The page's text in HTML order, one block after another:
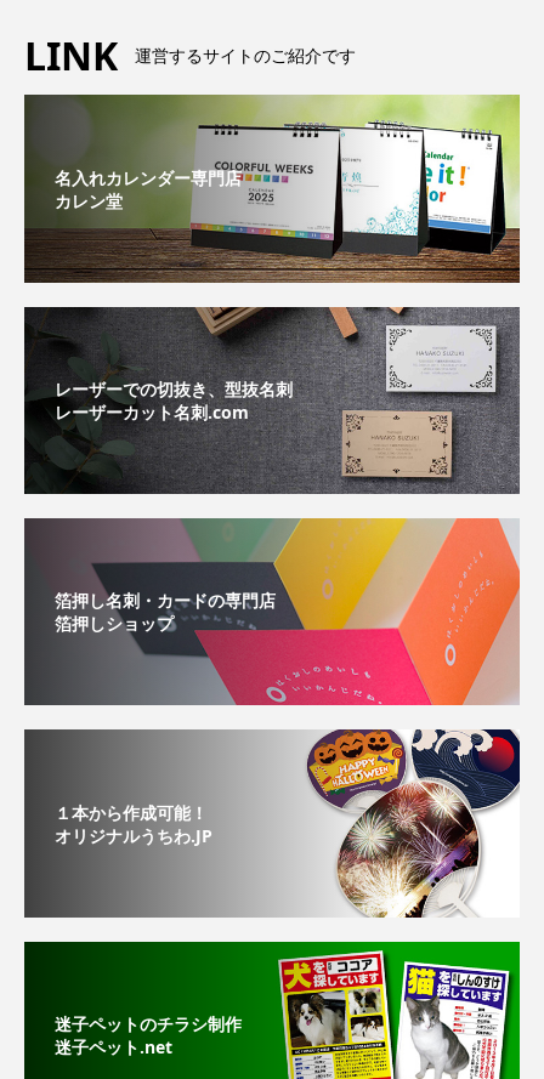
LINK 運営するサイトのご紹介です
名入れカレンダー専門店
カレン堂
レーザーでの切抜き、型抜名刺
レーザーカット名刺.com
箔押し名刺・カードの専門店
箔押しショップ
１本から作成可能！
オリジナルうちわ.JP
迷子ペットのチラシ制作
迷子ペット.net